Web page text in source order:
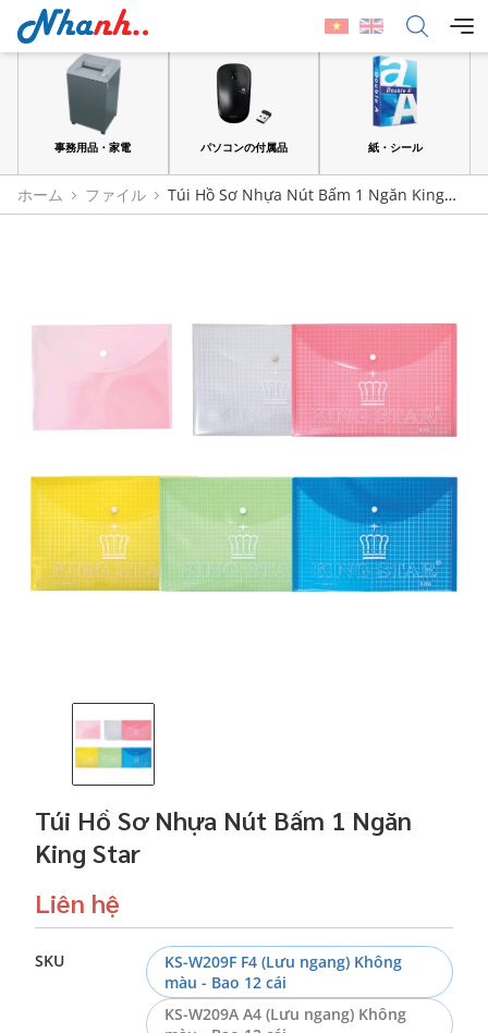
事務用品・家電 パソコンの付属品 紙・シール
ホーム ファイル
Túi Hồ Sơ Nhựa Nút Bấm 1 Ngăn King
Star
Túi Hồ Sơ Nhựa Nút Bấm 1 Ngăn
King Star
Liên hệ
SKU
KS-W209F F4 (Lưu ngang) Không
màu - Bao 12 cái
KS-W209A A4 (Lưu ngang) Không